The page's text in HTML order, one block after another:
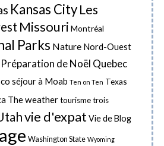
Kansas City Les
Missouri Montréal
Parks Nature Nord-Ouest
Préparation de Noël Quebec
séjour à Moab Ten on Ten Texas
The weathertourismetrois
vie d'expat Vie de Blog
Washington State Wyoming